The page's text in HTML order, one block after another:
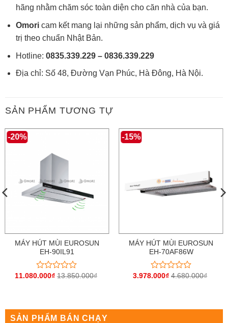
hãng nhằm chăm sóc toàn diện cho căn nhà của bạn.
Omoricam kết mang lại những sản phẩm, dịch vụ và giá
trị theo chuẩn Nhật Bản.
Hotline: 0835.339.229 – 0836.339.229
Địa chỉ: Số 48, Đường Vạn Phúc, Hà Đông, Hà Nội.
SẢN PHẨM TƯƠNG TỰ
-20%
MÁY HÚT MÙI EUROSUN
EH-90IL91
Được
5
sao
11.080.000₫ 13.850.000₫
-15%
MÁY HÚT MÙI EUROSUN
EH-70AF86W
Được
5
3.978.000₫ 4.680.000₫
SẢN PHẨM BÁN CHẠY